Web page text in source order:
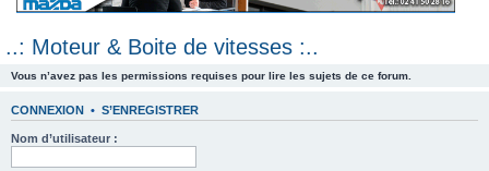
e
..: Moteur & Boite de vitesses :..
Vous n’avez pas les permissions requises pour lire les sujets de ce forum.
CONNEXION • S’ENREGISTRER
Nom d’utilisateur :